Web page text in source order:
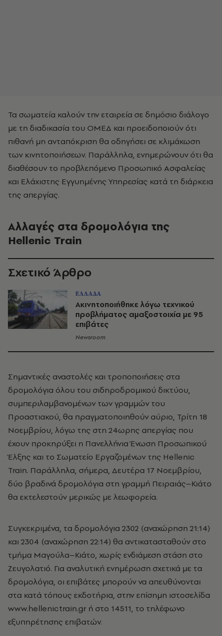
Τα σωματεία καλούν την εταιρεία σε δημόσιο διάλογο
με τη διαδικασία του ΟΜΕΔ και προειδοποιούν ότι
πιθανή μη ανταπόκριση θα οδηγήσει σε κλιμάκωση
των κινητοποιήσεων. Παράλληλα, ενημερώνουν ότι θα
διαθέσουν το προβλεπόμενο Προσωπικό Ασφαλείας
και Ελάχιστης Εγγυημένης Υπηρεσίας κατά τη διάρκεια
της απεργίας.
Αλλαγές στα δρομολόγια της
Hellenic Train
Σχετικό Άρθρο
ΕΛΛΑΔΑ
Ακινητοποιήθηκε λόγω τεχνικού
προβλήματος αμαξοστοιχία με 95
επιβάτες
Newsroom
Σημαντικές αναστολές και τροποποιήσεις στα
δρομολόγια όλου του σιδηροδρομικού δικτύου,
συμπεριλαμβανομένων των γραμμών του
Προαστιακού, θα πραγματοποιηθούν αύριο, Τρίτη 18
Νοεμβρίου, λόγω της στη 24ωρης απεργίας που
έχουν προκηρύξει η Πανελλήνια Ένωση Προσωπικού
Έλξης και το Σωματείο Εργαζομένων της Hellenic
Train. Παράλληλα, σήμερα, Δευτέρα 17 Νοεμβρίου,
δύο βραδινά δρομολόγια στη γραμμή Πειραιάς–Κιάτο
θα εκτελεστούν μερικώς με λεωφορεία.
Συγκεκριμένα, τα δρομολόγια 2302 (αναχώρηση 21:14)
και 2304 (αναχώρηση 22:14) θα αντικατασταθούν στο
τμήμα Μαγούλα–Κιάτο, χωρίς ενδιάμεση στάση στο
Ζευγολατιό. Για αναλυτική ενημέρωση σχετικά με τα
δρομολόγια, οι επιβάτες μπορούν να απευθύνονται
στα κατά τόπους εκδοτήρια, στην επίσημη ιστοσελίδα
www.hellenictrain.gr ή στο 14511, το τηλέφωνο
εξυπηρέτησης επιβατών.